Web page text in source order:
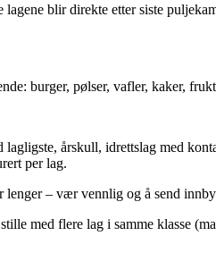
lagene blir direkte etter siste
burger, pølser, vafler, kaker,
lagligste, årskull, idrettslag med
per lag.
lenger – vær vennlig og å send
med flere lag i samme klasse